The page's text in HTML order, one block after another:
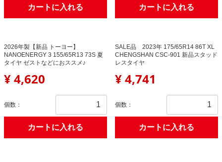
カートに入れる カートに入れる
2026年製【新品 トーヨー】
NANOENERGY 3 155/65R13 73S 夏
タイヤ ゼストなどにおススメ♪
¥ 4,620
個数：
カートに入れる
SALE品 2023年 175/65R14 86T XL
CHENGSHAN CSC-901 新品スタッド
レスタイヤ
¥ 4,741
個数：
カートに入れる